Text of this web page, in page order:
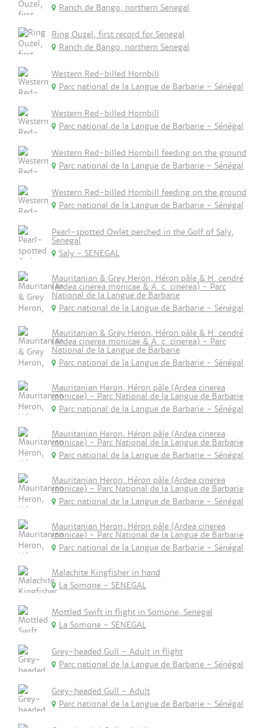
Ranch de Bango, northern Senegal
Ring Ouzel, first record for Senegal
Ranch de Bango, northern Senegal
Western Red-billed Hornbill
Parc national de la Langue de Barbarie - Sénégal
Western Red-billed Hornbill
Parc national de la Langue de Barbarie - Sénégal
Western Red-billed Hornbill feeding on the ground
Parc national de la Langue de Barbarie - Sénégal
Western Red-billed Hornbill feeding on the ground
Parc national de la Langue de Barbarie - Sénégal
Pearl-spotted Owlet perched in the Golf of Saly,
Senegal
Saly - SENEGAL
Mauritanian & Grey Heron, Héron pâle & H. cendré
(Ardea cinerea monicae & A. c. cinerea) - Parc
National de la Langue de Barbarie
Parc national de la Langue de Barbarie - Sénégal
Mauritanian & Grey Heron, Héron pâle & H. cendré
(Ardea cinerea monicae & A. c. cinerea) - Parc
National de la Langue de Barbarie
Parc national de la Langue de Barbarie - Sénégal
Mauritanian Heron, Héron pâle (Ardea cinerea
monicae) - Parc National de la Langue de Barbarie
Parc national de la Langue de Barbarie - Sénégal
Mauritanian Heron, Héron pâle (Ardea cinerea
monicae) - Parc National de la Langue de Barbarie
Parc national de la Langue de Barbarie - Sénégal
Mauritanian Heron, Héron pâle (Ardea cinerea
monicae) - Parc National de la Langue de Barbarie
Parc national de la Langue de Barbarie - Sénégal
Mauritanian Heron, Héron pâle (Ardea cinerea
monicae) - Parc National de la Langue de Barbarie
Parc national de la Langue de Barbarie - Sénégal
Malachite Kingfisher in hand
La Somone - SENEGAL
Mottled Swift in flight in Somone, Senegal
La Somone - SENEGAL
Grey-headed Gull - Adult in flight
Parc national de la Langue de Barbarie - Sénégal
Grey-headed Gull - Adult
Parc national de la Langue de Barbarie - Sénégal